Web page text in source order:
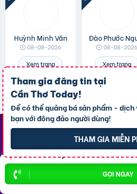
GỌI NGAY
Tham gia đăng tin tại
Cần Thơ Today!
Để có thể quảng bá sản phẩm - dịch
bạn với đông đảo người dùng!
THAM GIA MIỄN
Huỳnh Minh Văn
08-08-2026
Xem trang
08-08-2026
Xem trang
Top Khu Vực Nổi Bật
P. Ninh Kiều
P. Bình Thủy
P. Cái